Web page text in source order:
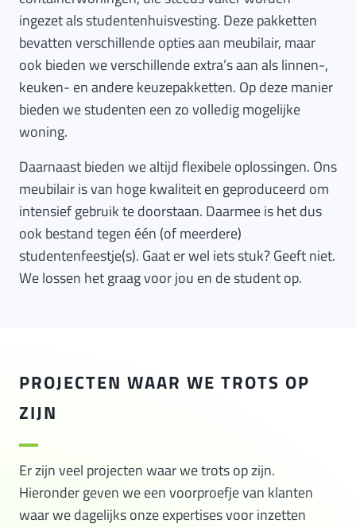
ingezet als studentenhuisvesting. Deze pakketten
bevatten verschillende opties aan meubilair, maar
ook bieden we verschillende extra’s aan als linnen-,
keuken- en andere keuzepakketten. Op deze manier
bieden we studenten een zo volledig mogelijke
woning.
Daarnaast bieden we altijd flexibele oplossingen. Ons
meubilair is van hoge kwaliteit en geproduceerd om
intensief gebruik te doorstaan. Daarmee is het dus
ook bestand tegen één (of meerdere)
studentenfeestje(s). Gaat er wel iets stuk? Geeft niet.
We lossen het graag voor jou en de student op.
PROJECTEN WAAR WE TROTS OP
ZIJN
Er zijn veel projecten waar we trots op zijn.
Hieronder geven we een voorproefje van klanten
waar we dagelijks onze expertises voor inzetten